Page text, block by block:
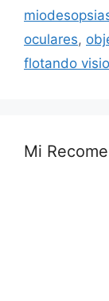
oculares,
flotando
Mi